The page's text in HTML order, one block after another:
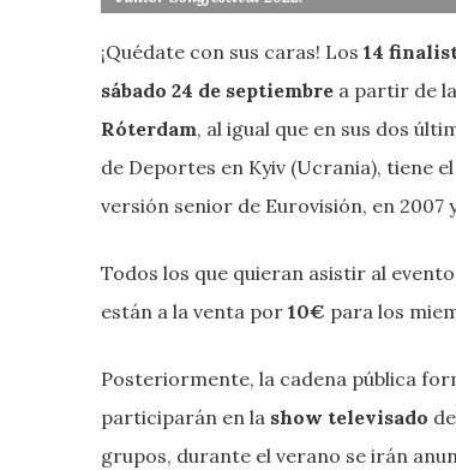
¡Quédate con sus caras! Los 14
sábado 24 de septiembre a partir de
Róterdam, al igual que en sus dos
de Deportes en Kyiv (Ucrania), tiene
versión senior de Eurovisión, en 2007
Todos los que quieran asistir al
están a la venta por 10€ para los
Posteriormente, la cadena pública
participarán en la show televisado
grupos, durante el verano se irán